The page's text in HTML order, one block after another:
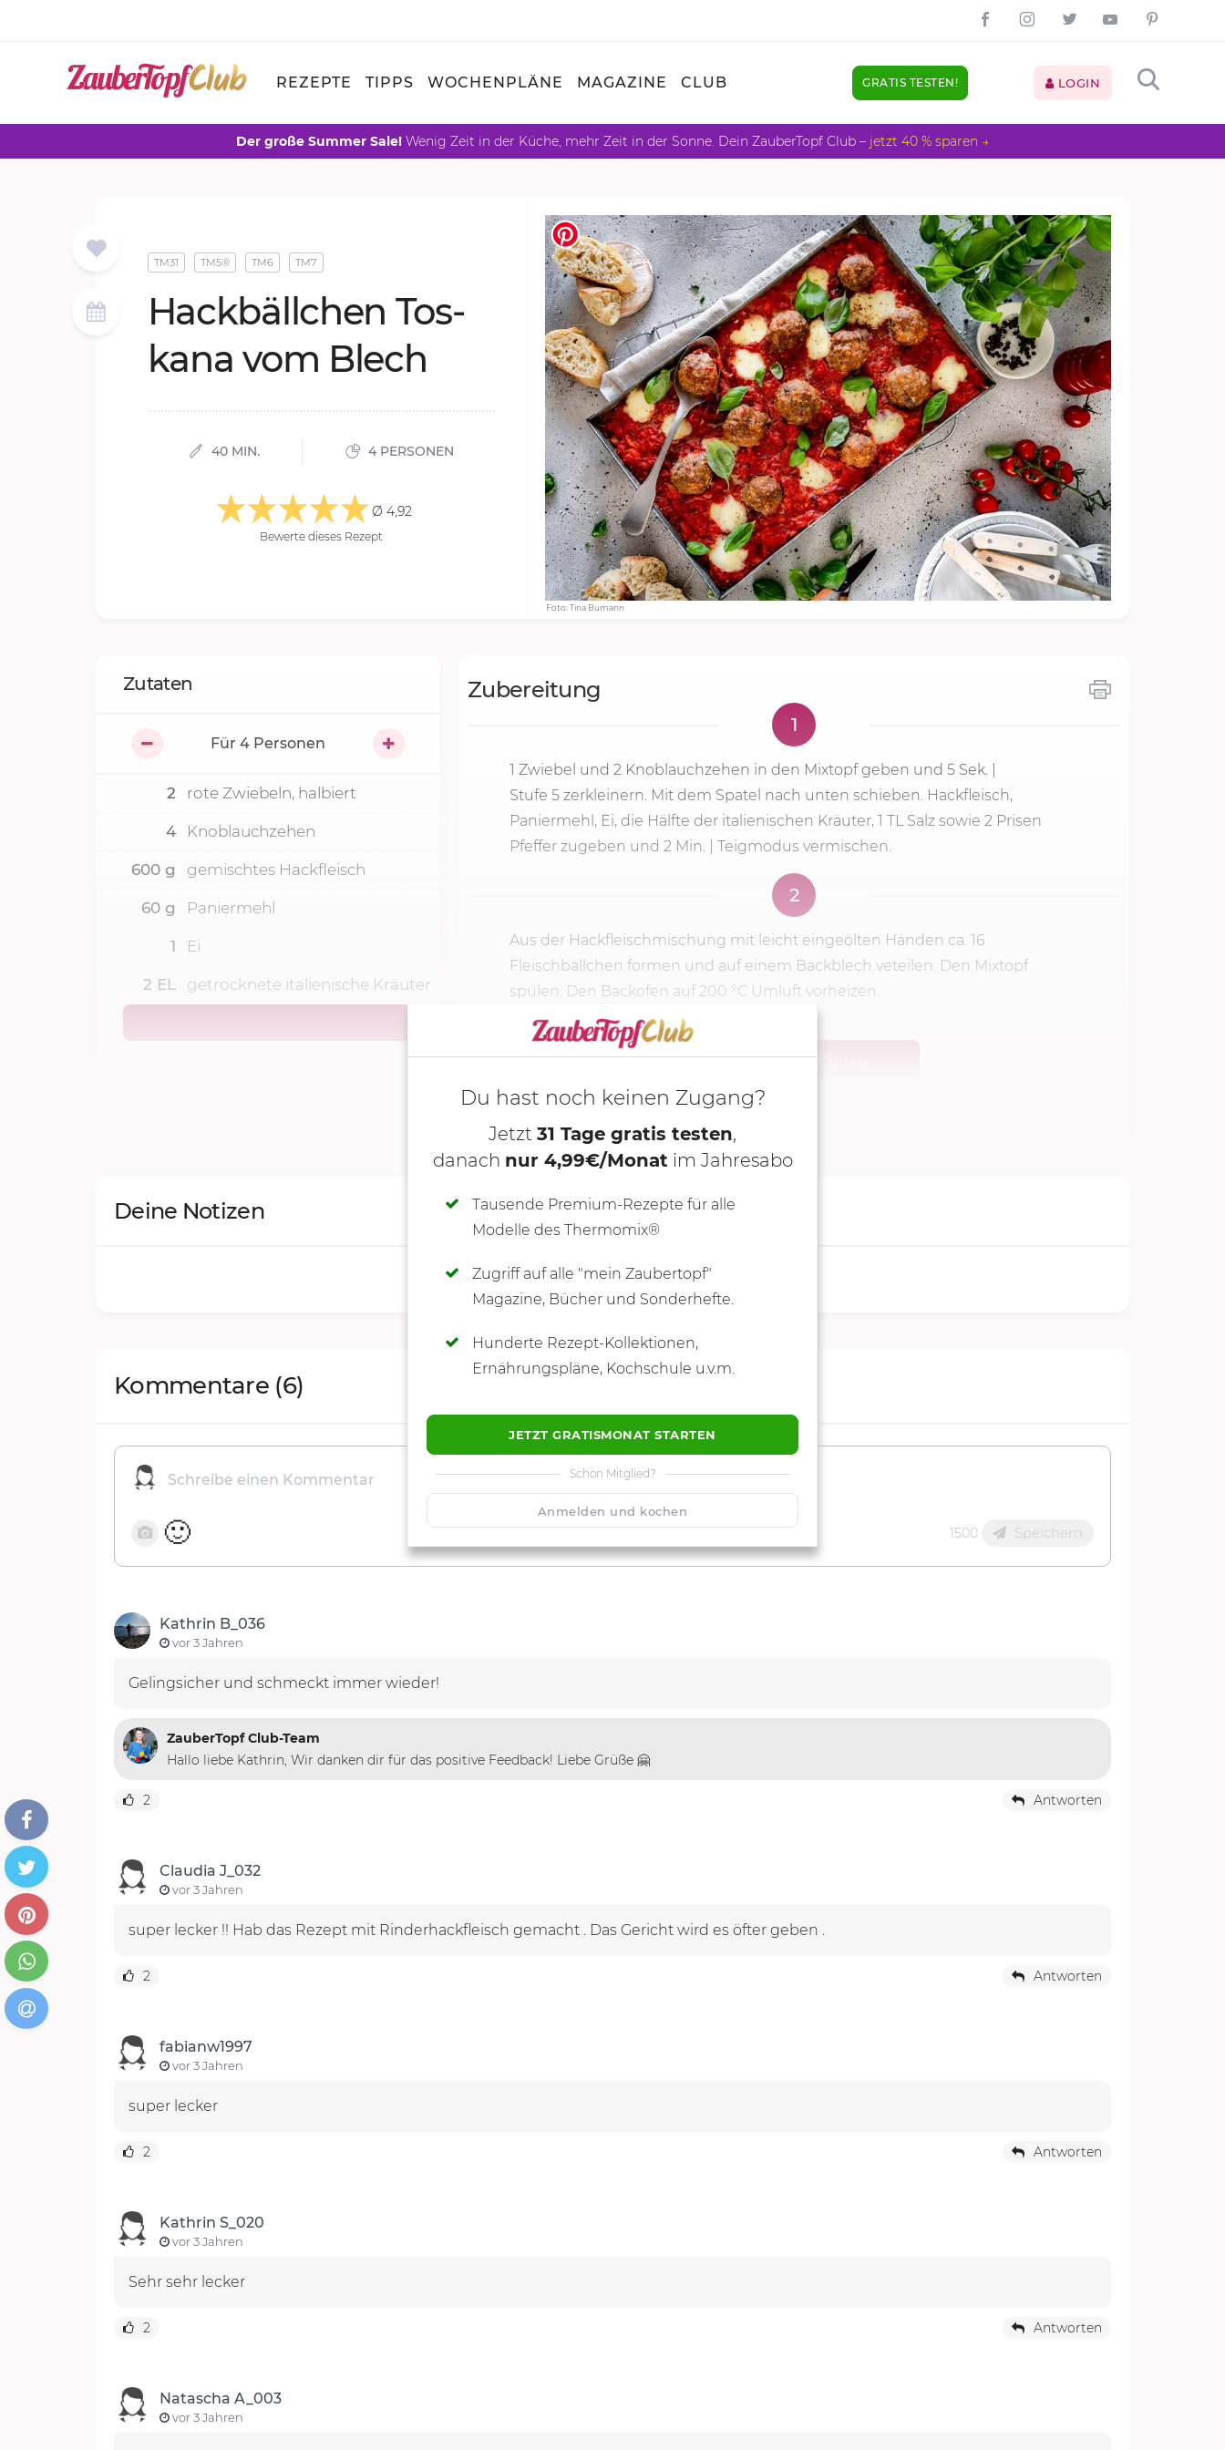
REZEPTE TIPPS WOCHENPLÄNE MAGAZINE CLUB GRATIS TESTEN! LOGIN
Der große Summer Sale! Wenig Zeit in der Küche, mehr Zeit in der Sonne. Dein ZauberTopf Club – jetzt 40 % sparen →
Foto: Tina Bumann
TM31 TM5® TM6 TM7
Hack­bäll­chen Tos­
ka­na vom Blech
40 MIN. 4 PERSONEN
Ø 4,92
Bewerte dieses Rezept
Zubereitung
1
1 Zwiebel und 2 Knoblauchzehen in den Mixtopf geben und 5 Sek.
Stufe 5 zerkleinern. Mit dem Spatel nach unten schieben. Hackfleisch,
Paniermehl, Ei, die Hälfte der italienischen Kräuter, 1 TL Salz sowie 2 Prisen
Pfeffer zugeben und 2 Min. | Teigmodus vermischen.
2
Aus der Hackfleischmischung mit leicht eingeölten Händen ca. 16
Fleischbällchen formen und auf einem Backblech veteilen. Den Mixtopf
spülen. Den Backofen auf 200 °C Umluft vorheizen.
Zutaten
Für 4 Personen
2 rote Zwiebeln, halbiert
4 Knoblauchzehen
600 g gemischtes Hackfleisch
60 g Paniermehl
1 Ei
2 EL getrocknete italienische Kräuter
Deine Notizen
SCHREIBE NEUE NOTIZ
Du hast noch keinen Zugang?
Jetzt 31 Tage gratis testen,
danach nur 4,99€/Monat im Jahresabo
Tausende Premium-Rezepte für alle
Modelle des Thermomix®
Zugriff auf alle "mein Zaubertopf"
Magazine, Bücher und Sonderhefte.
Hunderte Rezept-Kollektionen,
Ernährungspläne, Kochschule u.v.m.
JETZT GRATISMONAT STARTEN
Schon Mitglied?
Anmelden und kochen
Kommentare (6)
🙂 1500 Speichern
Kathrin B_036
vor 3 Jahren
Gelingsicher und schmeckt immer wieder!
ZauberTopf Club-Team
Hallo liebe Kathrin, Wir danken dir für das positive Feedback! Liebe Grüße 🤗
2 Antworten
Claudia J_032
vor 3 Jahren
super lecker !! Hab das Rezept mit Rinderhackfleisch gemacht . Das Gericht wird es öfter geben .
2 Antworten
fabianw1997
vor 3 Jahren
super lecker
2 Antworten
Kathrin S_020
vor 3 Jahren
Sehr sehr lecker
2 Antworten
Natascha A_003
vor 3 Jahren